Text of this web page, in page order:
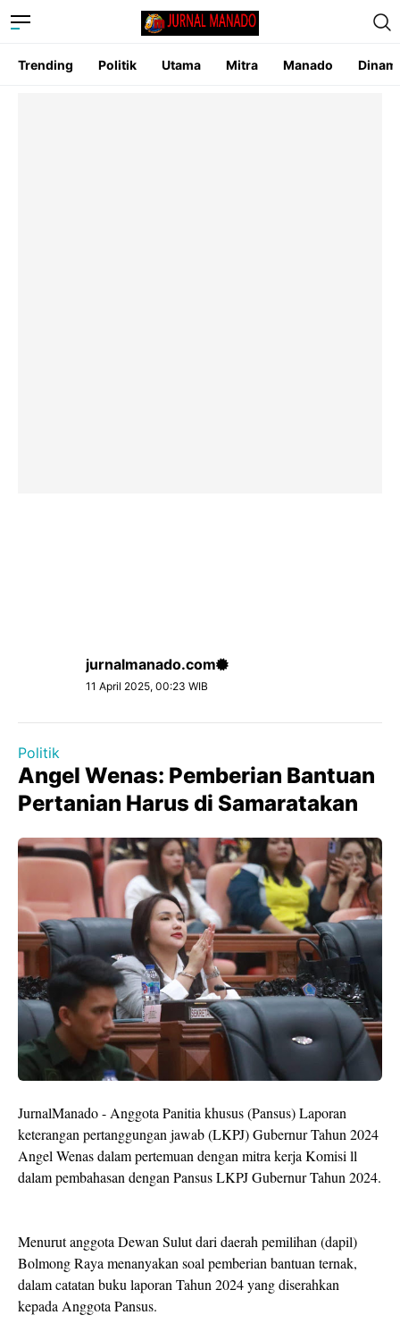
Trending Politik Utama Mitra Manado
jurnalmanado.com
11 April 2025, 00:23 WIB
Politik
Angel Wenas: Pemberian Bantuan
Pertanian Harus di Samaratakan
JurnalManado - Anggota Panitia khusus (Pansus) Laporan
keterangan pertanggungan jawab (LKPJ) Gubernur Tahun 2024
Angel Wenas dalam pertemuan dengan mitra kerja Komisi ll
dalam pembahasan dengan Pansus LKPJ Gubernur Tahun 2024.
Menurut anggota Dewan Sulut dari daerah pemilihan (dapil)
Bolmong Raya menanyakan soal pemberian bantuan ternak,
dalam catatan buku laporan Tahun 2024 yang diserahkan
kepada Anggota Pansus.